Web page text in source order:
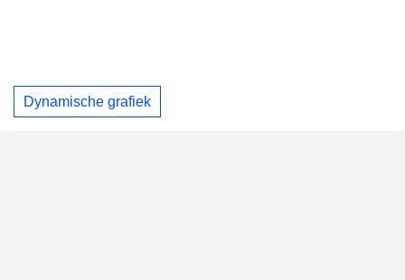
Dynamische grafiek